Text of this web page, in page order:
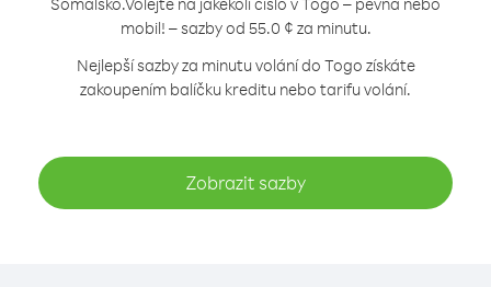
mobil! – sazby od 55.0 ¢ za minutu.
Nejlepší sazby za minutu volání do Togo získáte
zakoupením balíčku kreditu nebo tarifu volání.
Zobrazit sazby